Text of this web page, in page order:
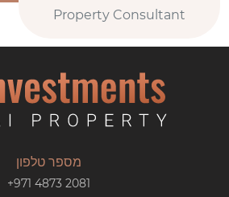
Property Consultant
מספר טלפון
+971 4873 2081